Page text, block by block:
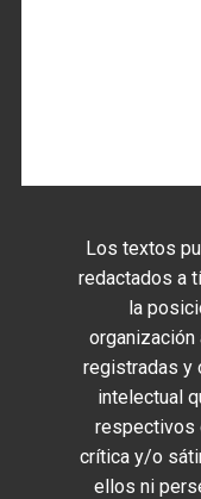
Los textos
redactados a
la
organización
registradas y
intelectual
respectivos
crítica y/o
ellos ni